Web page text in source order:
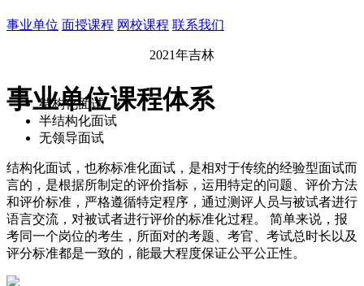
事业单位 面授课程 网校课程 联系我们
2021年吉林
事业单位课程体系
结构化面试
半结构化面试
无领导面试
结构化面试，也称标准化面试，是相对于传统的经验型面试而
言的，是根据所制定的评价指标，运用特定的问题、评价方法
和评价标准，严格遵循特定程序，通过测评人员与被试者进行
语言交流，对被试者进行评价的标准化过程。 简单来说，报
考同一个岗位的考生，所面对的考题、考官、考试总时长以及
评分标准都是一致的，能最大程度保证公平公正性。